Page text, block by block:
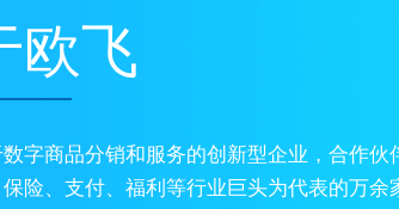
欧飞
字商品分销和服务的创新型企业，合作伙
险、支付、福利等行业巨头为代表的万余